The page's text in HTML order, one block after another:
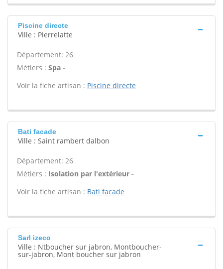
Piscine directe
Ville : Pierrelatte
Département: 26
Métiers : Spa -
Voir la fiche artisan : Piscine directe
Bati facade
Ville : Saint rambert dalbon
Département: 26
Métiers : Isolation par l'extérieur -
Voir la fiche artisan : Bati facade
Sarl izeco
Ville : Ntboucher sur jabron, Montboucher-
sur-jabron, Mont boucher sur jabron